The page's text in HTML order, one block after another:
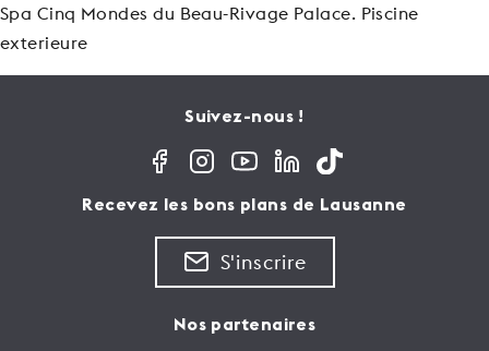
Spa Cinq Mondes du Beau-Rivage Palace. Piscine
exterieure
Suivez-nous !
Recevez les bons plans de Lausanne
S'inscrire
Nos partenaires